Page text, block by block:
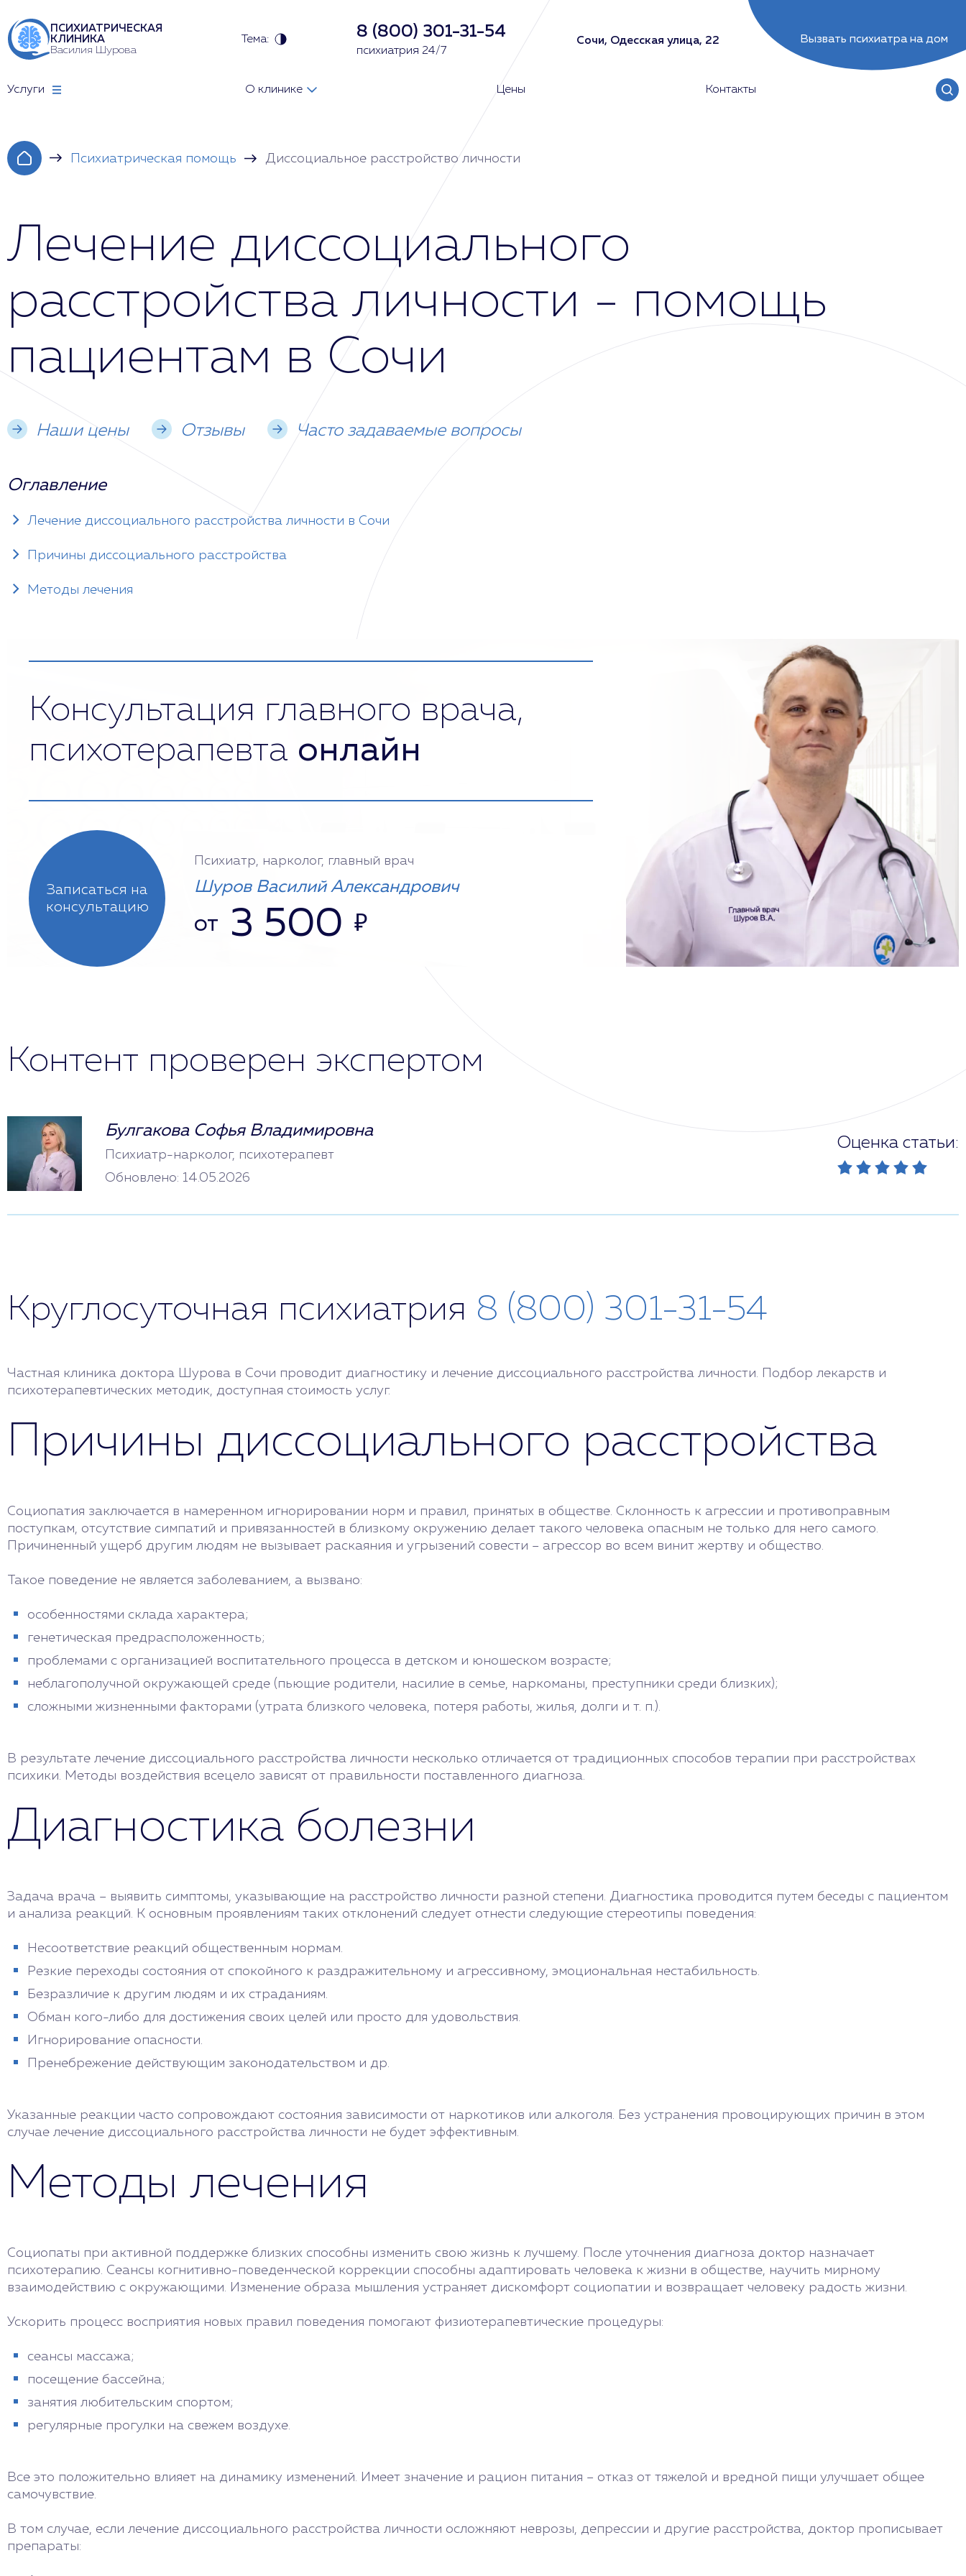
ПСИХИАТРИЧЕСКАЯ
КЛИНИКА
Василия Шурова
Тема: 8 (800) 301-31-54
психиатрия 24/7
Сочи, Одесская улица, 22 Вызвать психиатра на дом
Услуги О клинике Цены Контакты
Психиатрическая помощь Диссоциальное расстройство личности
Лечение диссоциального
расстройства личности - помощь
пациентам в Сочи
Наши цены Отзывы Часто задаваемые вопросы
Оглавление
Лечение диссоциального расстройства личности в Сочи
Причины диссоциального расстройства
Методы лечения
Консультация главного врача,
психотерапевта онлайн
Записаться на
консультацию
Психиатр, нарколог, главный врач
Шуров Василий Александрович
от 3 500 ₽
Контент проверен экспертом
Булгакова Софья Владимировна
Психиатр-нарколог, психотерапевт
Обновлено: 14.05.2026
Оценка статьи:
Круглосуточная психиатрия 8 (800) 301-31-54
Частная клиника доктора Шурова в Сочи проводит диагностику и лечение диссоциального расстройства личности. Подбор лекарств и
психотерапевтических методик, доступная стоимость услуг.
Причины диссоциального расстройства
Социопатия заключается в намеренном игнорировании норм и правил, принятых в обществе. Склонность к агрессии и противоправным
поступкам, отсутствие симпатий и привязанностей в близкому окружению делает такого человека опасным не только для него самого.
Причиненный ущерб другим людям не вызывает раскаяния и угрызений совести – агрессор во всем винит жертву и общество.
Такое поведение не является заболеванием, а вызвано:
особенностями склада характера;
генетическая предрасположенность;
проблемами с организацией воспитательного процесса в детском и юношеском возрасте;
неблагополучной окружающей среде (пьющие родители, насилие в семье, наркоманы, преступники среди близких);
сложными жизненными факторами (утрата близкого человека, потеря работы, жилья, долги и т. п.).
В результате лечение диссоциального расстройства личности несколько отличается от традиционных способов терапии при расстройствах
психики. Методы воздействия всецело зависят от правильности поставленного диагноза.
Диагностика болезни
Задача врача – выявить симптомы, указывающие на расстройство личности разной степени. Диагностика проводится путем беседы с пациентом
и анализа реакций. К основным проявлениям таких отклонений следует отнести следующие стереотипы поведения:
Несоответствие реакций общественным нормам.
Резкие переходы состояния от спокойного к раздражительному и агрессивному, эмоциональная нестабильность.
Безразличие к другим людям и их страданиям.
Обман кого-либо для достижения своих целей или просто для удовольствия.
Игнорирование опасности.
Пренебрежение действующим законодательством и др.
Указанные реакции часто сопровождают состояния зависимости от наркотиков или алкоголя. Без устранения провоцирующих причин в этом
случае лечение диссоциального расстройства личности не будет эффективным.
Методы лечения
Социопаты при активной поддержке близких способны изменить свою жизнь к лучшему. После уточнения диагноза доктор назначает
психотерапию. Сеансы когнитивно-поведенческой коррекции способны адаптировать человека к жизни в обществе, научить мирному
взаимодействию с окружающими. Изменение образа мышления устраняет дискомфорт социопатии и возвращает человеку радость жизни.
Ускорить процесс восприятия новых правил поведения помогают физиотерапевтические процедуры:
сеансы массажа;
посещение бассейна;
занятия любительским спортом;
регулярные прогулки на свежем воздухе.
Все это положительно влияет на динамику изменений. Имеет значение и рацион питания – отказ от тяжелой и вредной пищи улучшает общее
самочувствие.
В том случае, если лечение диссоциального расстройства личности осложняют неврозы, депрессии и другие расстройства, доктор прописывает
препараты: